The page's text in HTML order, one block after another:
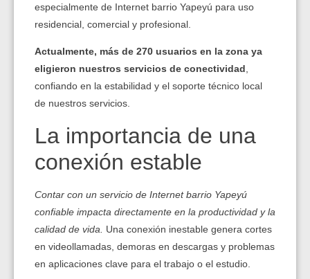
especialmente de Internet barrio Yapeyú para uso
residencial, comercial y profesional.
Actualmente, más de 270 usuarios en la zona ya
eligieron nuestros servicios de conectividad,
confiando en la estabilidad y el soporte técnico local
de nuestros servicios.
La importancia de una
conexión estable
Contar con un servicio de Internet barrio Yapeyú
confiable impacta directamente en la productividad y la
calidad de vida.
Una conexión inestable genera cortes
en videollamadas, demoras en descargas y problemas
en aplicaciones clave para el trabajo o el estudio.